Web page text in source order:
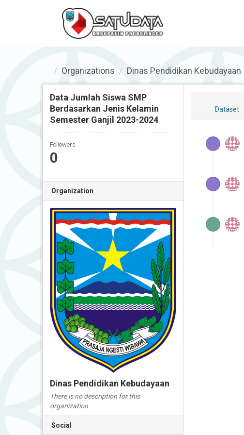
Organizations Dinas Pendidikan Kebudayaan
Data Jumlah Siswa SMP
Berdasarkan Jenis Kelamin
Semester Ganjil 2023-2024
Followers
0
Organization
Dinas Pendidikan Kebudayaan
There is no description for this
organization
Social
Dataset